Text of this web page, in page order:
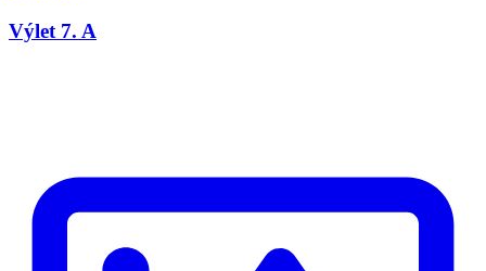
Výlet 7. A